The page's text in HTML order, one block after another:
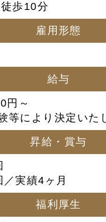
歩10分
雇用形態
給与
円～
等により決定いた
昇給・賞与
実績4ヶ月
福利厚生